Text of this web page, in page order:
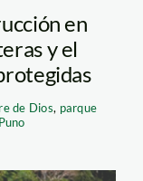
en
y el
de Dios, parque
Puno